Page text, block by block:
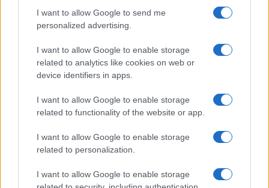
I want to allow Google to send me
personalized advertising.
I want to allow Google to enable storage
related to analytics like cookies on web or
device identifiers in apps.
I want to allow Google to enable storage
related to functionality of the website or app.
I want to allow Google to enable storage
related to personalization.
I want to allow Google to enable storage
Naam
Eureka Bridged PAX Gold (Terra
(PAXG)
Kinza Babylon Staked BTC $83,270.00
(EPOCH)